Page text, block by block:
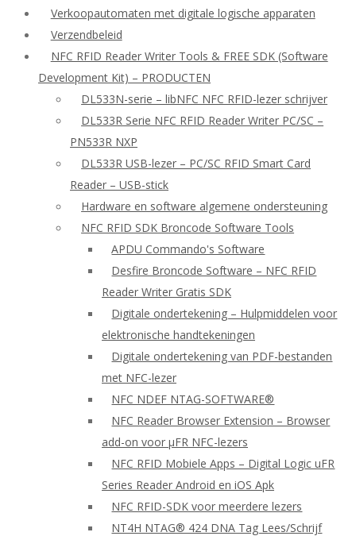
Verkoopautomaten met digitale logische apparaten
Verzendbeleid
NFC RFID Reader Writer Tools & FREE SDK (Software
Development Kit) – PRODUCTEN
DL533N-serie – libNFC NFC RFID-lezer schrijver
DL533R Serie NFC RFID Reader Writer PC/SC –
PN533R NXP
DL533R USB-lezer – PC/SC RFID Smart Card
Reader – USB-stick
Hardware en software algemene ondersteuning
NFC RFID SDK Broncode Software Tools
APDU Commando's Software
Desfire Broncode Software – NFC RFID
Reader Writer Gratis SDK
Digitale ondertekening – Hulpmiddelen voor
elektronische handtekeningen
Digitale ondertekening van PDF-bestanden
met NFC-lezer
NFC NDEF NTAG-SOFTWARE®
NFC Reader Browser Extension – Browser
add-on voor μFR NFC-lezers
NFC RFID Mobiele Apps – Digital Logic uFR
Series Reader Android en iOS Apk
NFC RFID-SDK voor meerdere lezers
NT4H NTAG® 424 DNA Tag Lees/Schrijf